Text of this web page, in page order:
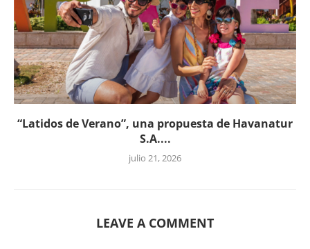
“Latidos de Verano”, una propuesta de Havanatur
S.A....
julio 21, 2026
LEAVE A COMMENT